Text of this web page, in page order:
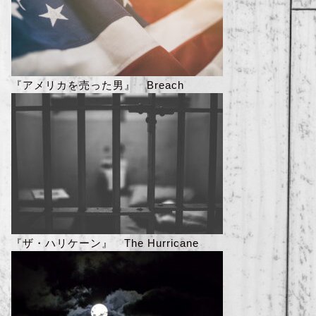
『アメリカを売った男』 Breach
『ザ・ハリケーン』 The Hurricane